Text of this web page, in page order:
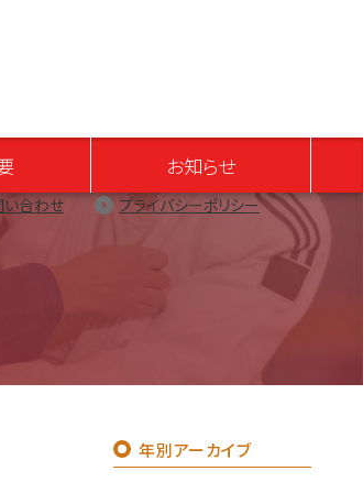
お知らせ
い合わせ プライバシーポリシー
年別アーカイブ